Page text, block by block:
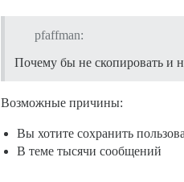
pfaffman:
Почему бы не скопировать и
Возможные причины:
Вы хотите сохранить
В теме тысячи сообщений